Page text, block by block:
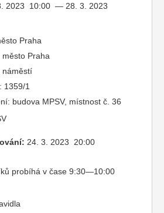
2023 10:00 — 28. 3. 2023
Praha
Praha
náměstí
1359/1
budova MPSV, místnost č. 36
24. 3. 2023 20:00
probíhá v čase 9:30—10:00